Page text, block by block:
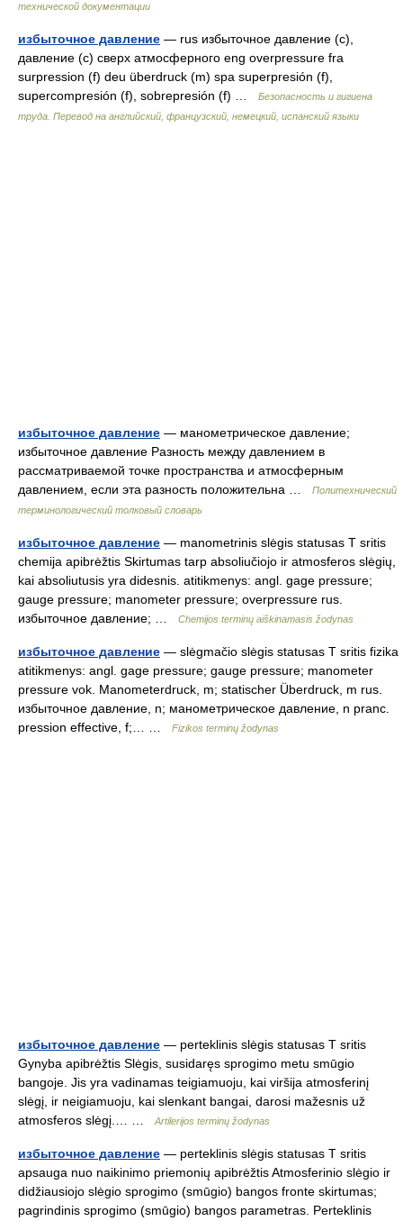
технической документации
избыточное давление — rus избыточное давление (с),
давление (с) сверх атмосферного eng overpressure fra
surpression (f) deu überdruck (m) spa superpresión (f),
supercompresión (f), sobrepresión (f) …
Безопасность и гигиена
труда. Перевод на английский, французский, немецкий, испанский языки
избыточное давление — манометрическое давление;
избыточное давление Разность между давлением в
рассматриваемой точке пространства и атмосферным
давлением, если эта разность положительна …
Политехнический
терминологический толковый словарь
избыточное давление — manometrinis slėgis statusas T sritis
chemija apibrėžtis Skirtumas tarp absoliučiojo ir atmosferos slėgių,
kai absoliutusis yra didesnis. atitikmenys: angl. gage pressure;
gauge pressure; manometer pressure; overpressure rus.
избыточное давление; …
Chemijos terminų aiškinamasis žodynas
избыточное давление — slėgmačio slėgis statusas T sritis fizika
atitikmenys: angl. gage pressure; gauge pressure; manometer
pressure vok. Manometerdruck, m; statischer Überdruck, m rus.
избыточное давление, n; манометрическое давление, n pranc.
pression effective, f;… …
Fizikos terminų žodynas
избыточное давление — perteklinis slėgis statusas T sritis
Gynyba apibrėžtis Slėgis, susidaręs sprogimo metu smūgio
bangoje. Jis yra vadinamas teigiamuoju, kai viršija atmosferinį
slėgį, ir neigiamuoju, kai slenkant bangai, darosi mažesnis už
atmosferos slėgį.… …
Artilerijos terminų žodynas
избыточное давление — perteklinis slėgis statusas T sritis
apsauga nuo naikinimo priemonių apibrėžtis Atmosferinio slėgio ir
didžiausiojo slėgio sprogimo (smūgio) bangos fronte skirtumas;
pagrindinis sprogimo (smūgio) bangos parametras. Perteklinis